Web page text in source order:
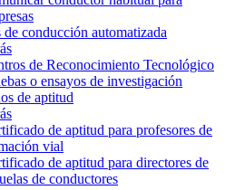
conducción automatizada
de Reconocimiento Tecnológico
o ensayos de investigación
de aptitud
de aptitud para profesores de
vial
de aptitud para directores de
de conductores